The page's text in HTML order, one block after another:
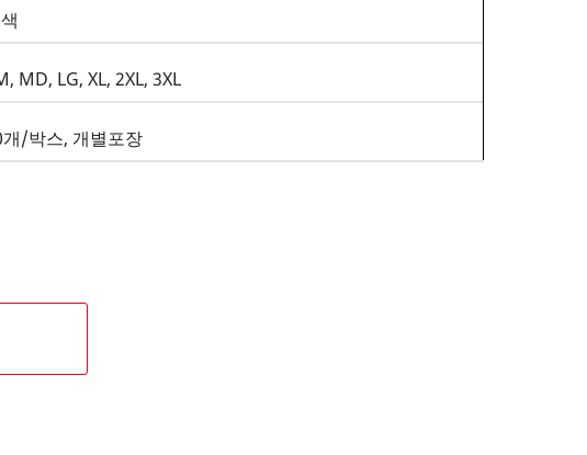
MD, LG, XL, 2XL, 3XL
개/박스, 개별포장